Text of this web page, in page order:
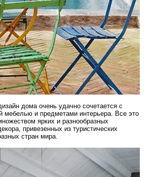
дома очень удачно сочетается с
мебелью и предметами интерьера. Все это
ярких и разнообразных
привезенных из туристических
стран мира.